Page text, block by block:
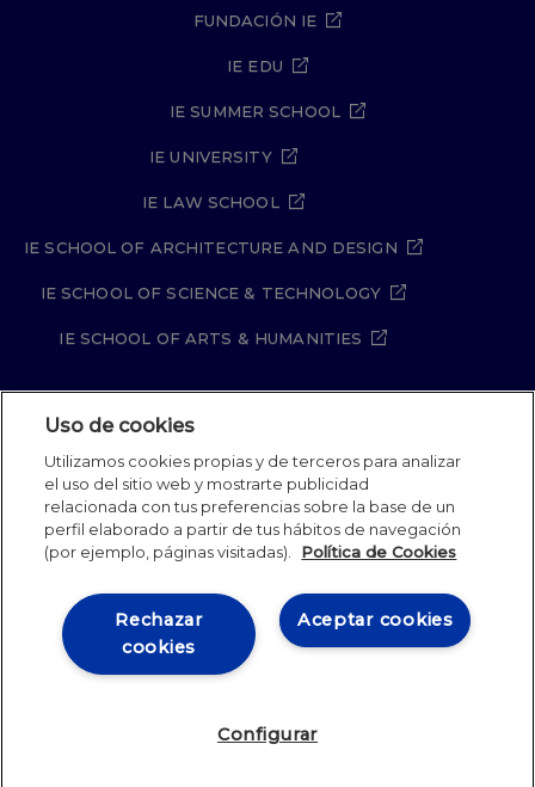
FUNDACIÓN IE
IE EDU
IE SUMMER SCHOOL
IE UNIVERSITY
IE LAW SCHOOL
IE SCHOOL OF ARCHITECTURE AND DESIGN
IE SCHOOL OF SCIENCE & TECHNOLOGY
IE SCHOOL OF ARTS & HUMANITIES
Aviso legal
Política de Cookies
Política de seguridad
Student Academic Standards
Canal Compliance
Site Map
IE University 2026
Uso de cookies
Utilizamos cookies propias y de terceros para analizar
el uso del sitio web y mostrarte publicidad
relacionada con tus preferencias sobre la base de un
perfil elaborado a partir de tus hábitos de navegación
(por ejemplo, páginas visitadas).
Política de Cookies
Aceptar cookies
Rechazar
cookies
Configurar